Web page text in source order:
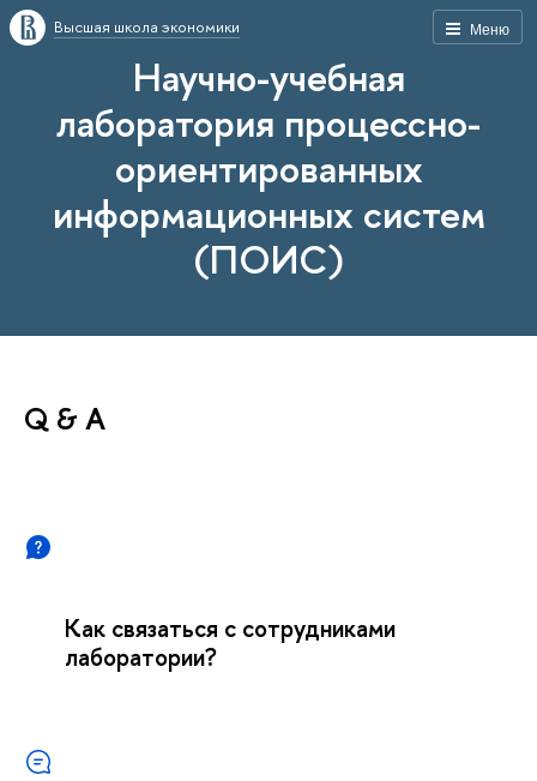
Меню
Высшая школа экономики
Научно-учебная
лаборатория процессно-
ориентированных
информационных систем
(ПОИС)
Q & A
Как связаться с сотрудниками
лаборатории?